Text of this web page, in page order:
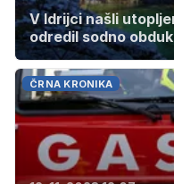
V Idrijci našli
odredil sodno
ČRNA KRONIKA